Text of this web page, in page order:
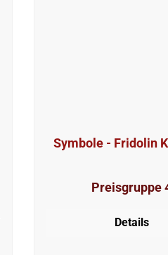
Symbole - Fridolin
Preisgruppe
Details